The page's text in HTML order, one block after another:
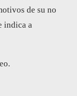
de su no
indica a